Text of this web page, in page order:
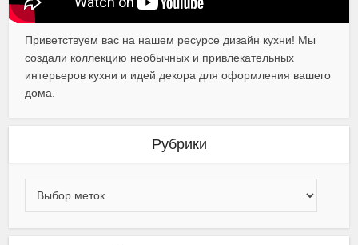
Приветствуем вас на нашем ресурсе дизайн кухни! Мы
создали коллекцию необычных и привлекательных
интерьеров кухни и идей декора для оформления вашего
дома.
Рубрики